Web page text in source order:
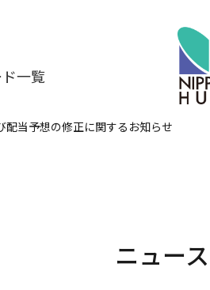
一覧
配当予想の修正に関するお知らせ
ニュー